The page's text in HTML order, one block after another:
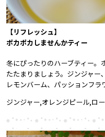
【リフレッシュ】
ポカポカしませんかティー
冬にぴったりのハーブティー。
たたまりましょう。ジンジャー
レモンバーム、パッションフラ
ジンジャー,オレンジピール,ロ